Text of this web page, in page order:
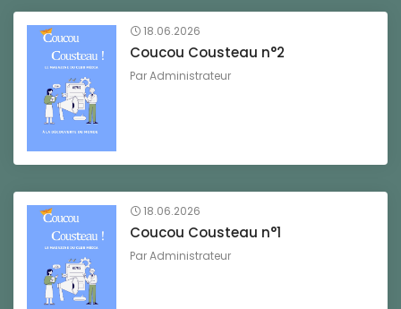
18.06.2026
Coucou Cousteau n°2
ParAdministrateur
18.06.2026
Coucou Cousteau n°1
ParAdministrateur